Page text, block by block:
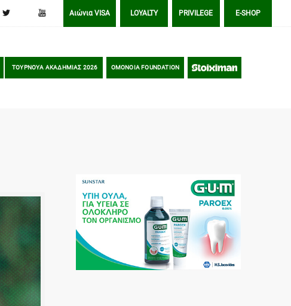
Αιώνια VISA LOYALTY PRIVILEGE E-SHOP
ΤΟΥΡΝΟΥΑ ΑΚΑΔΗΜΙΑΣ 2026 OMONOIA FOUNDATION STOIXIMAN